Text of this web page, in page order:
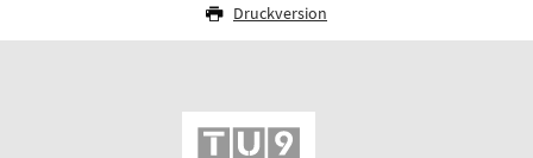
Druckversion